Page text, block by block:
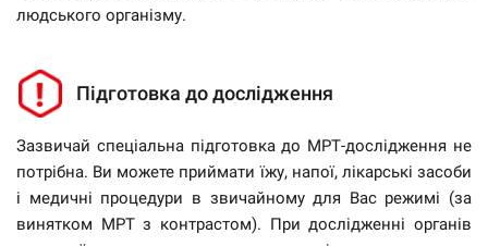
людського організму.
Підготовка до дослідження
Зазвичай спеціальна підготовка до МРТ-дослідження не
потрібна. Ви можете приймати їжу, напої, лікарські засоби
і медичні процедури в звичайному для Вас режимі (за
винятком МРТ з контрастом). При дослідженні органів